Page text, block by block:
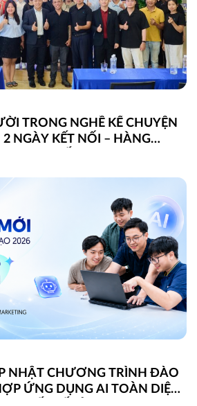
TRONG NGHỀ KỂ CHUYỆN
NGÀY KẾT NỐI – HÀNG
NHẬT CHƯƠNG TRÌNH ĐÀO
ỨNG DỤNG AI TOÀN DIỆN